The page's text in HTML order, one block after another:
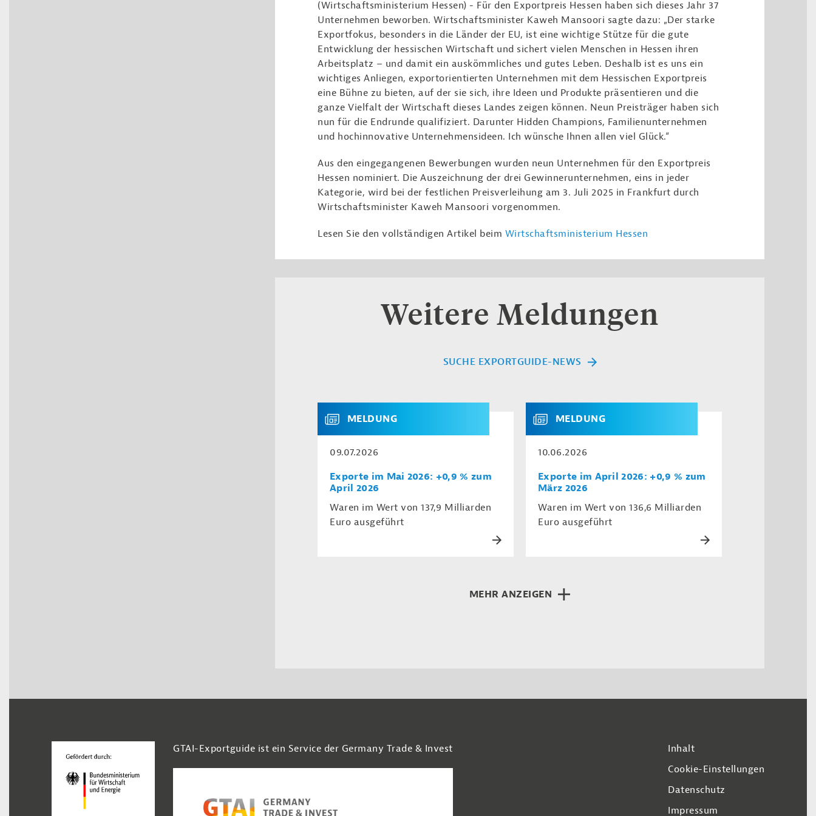
(Wirtschaftsministerium Hessen) - Für den Exportpreis Hessen haben sich dieses Jahr 37
Unternehmen beworben. Wirtschaftsminister Kaweh Mansoori sagte dazu: „Der starke
Exportfokus, besonders in die Länder der EU, ist eine wichtige Stütze für die gute
Entwicklung der hessischen Wirtschaft und sichert vielen Menschen in Hessen ihren
Arbeitsplatz – und damit ein auskömmliches und gutes Leben. Deshalb ist es uns ein
wichtiges Anliegen, exportorientierten Unternehmen mit dem Hessischen Exportpreis
eine Bühne zu bieten, auf der sie sich, ihre Ideen und Produkte präsentieren und die
ganze Vielfalt der Wirtschaft dieses Landes zeigen können. Neun Preisträger haben sich
nun für die Endrunde qualifiziert. Darunter Hidden Champions, Familienunternehmen
und hochinnovative Unternehmensideen. Ich wünsche Ihnen allen viel Glück.“
Aus den eingegangenen Bewerbungen wurden neun Unternehmen für den Exportpreis
Hessen nominiert. Die Auszeichnung der drei Gewinnerunternehmen, eins in jeder
Kategorie, wird bei der festlichen Preisverleihung am 3. Juli 2025 in Frankfurt durch
Wirtschaftsminister Kaweh Mansoori vorgenommen.
Lesen Sie den vollständigen Artikel beim Wirtschaftsministerium Hessen
Weitere Meldungen
SUCHE EXPORTGUIDE-NEWS
MELDUNG
09.07.2026
Exporte im Mai 2026: +0,9 % zum
April 2026
Waren im Wert von 137,9 Milliarden
Euro ausgeführt
MELDUNG
10.06.2026
Exporte im April 2026: +0,9 % zum
März 2026
Waren im Wert von 136,6 Milliarden
Euro ausgeführt
MEHR ANZEIGEN
GTAI-Exportguide ist ein Service der Germany Trade & Invest
Footer Navigation
Inhalt
Cookie-Einstellungen
Datenschutz
Impressum